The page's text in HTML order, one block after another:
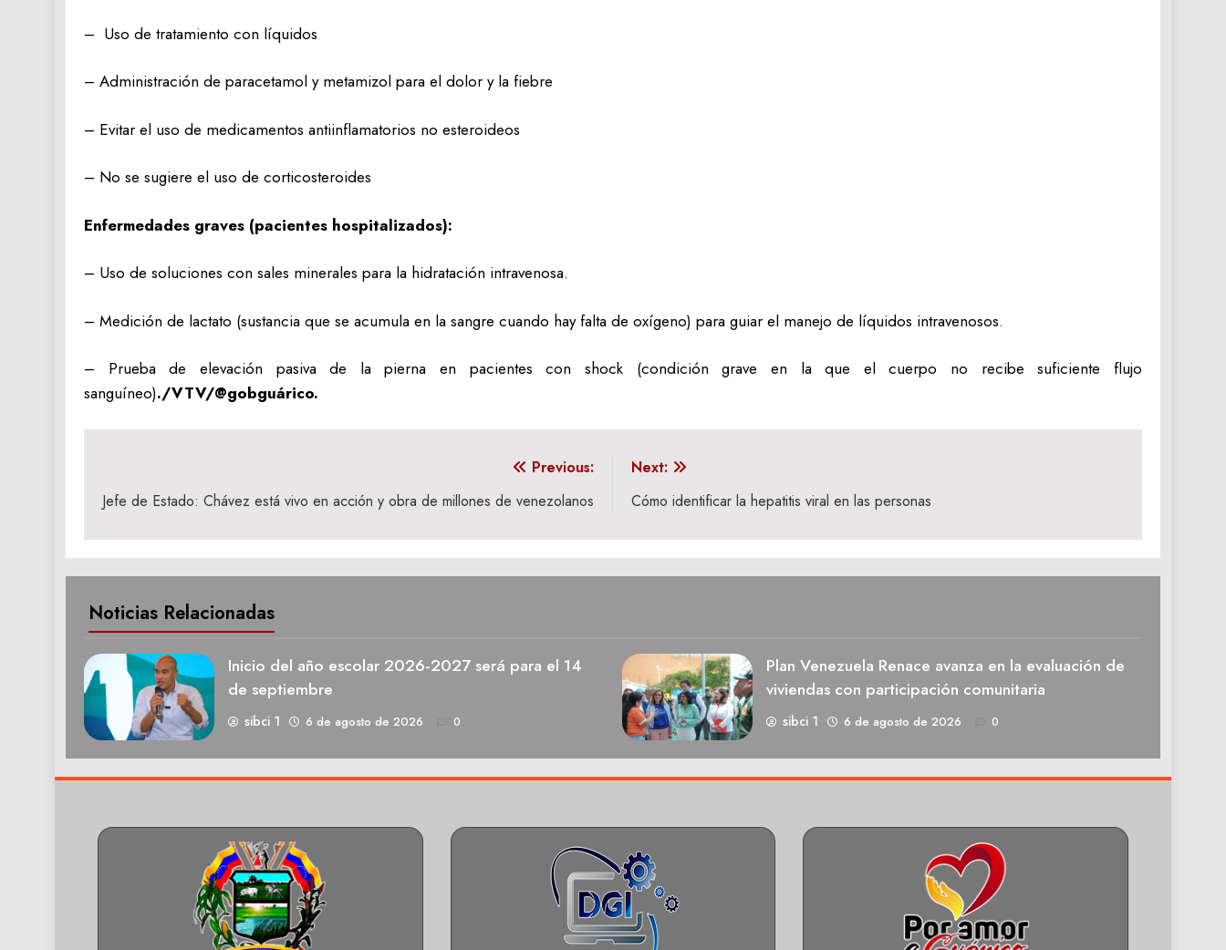
– Uso de tratamiento con líquidos
– Administración de paracetamol y metamizol para el dolor y la fiebre
– Evitar el uso de medicamentos antiinflamatorios no esteroideos
– No se sugiere el uso de corticosteroides
Enfermedades graves (pacientes hospitalizados):
– Uso de soluciones con sales minerales para la hidratación intravenosa.
– Medición de lactato (sustancia que se acumula en la sangre cuando hay falta de oxígeno) para guiar el manejo de líquidos intravenosos.
– Prueba de elevación pasiva de la pierna en pacientes con shock (condición grave en la que el cuerpo no recibe suficiente flujo
sanguíneo)./VTV/@gobguárico.
de
entradas
Previous:
Jefe de Estado: Chávez está vivo en acción y obra de millones de venezolanos
Next:
Cómo identificar la hepatitis viral en las personas
Noticias Relacionadas
Inicio del año escolar 2026-2027 será para el 14
de septiembre
sibci 1 6 de agosto de 2026 0
Plan Venezuela Renace avanza en la evaluación de
viviendas con participación comunitaria
sibci 1 6 de agosto de 2026 0